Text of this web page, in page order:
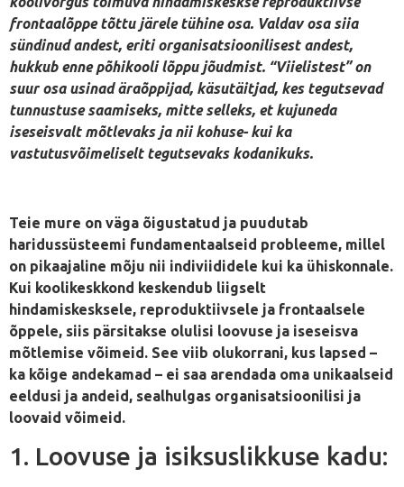
frontaalõppe tõttu järele tühine osa. Valdav osa siia
sündinud andest, eriti organisatsioonilisest andest,
hukkub enne põhikooli lõppu jõudmist. “Viielistest” on
suur osa usinad äraõppijad, käsutäitjad, kes tegutsevad
tunnustuse saamiseks, mitte selleks, et kujuneda
iseseisvalt mõtlevaks ja nii kohuse- kui ka
vastutusvõimeliselt tegutsevaks kodanikuks.
Teie mure on väga õigustatud ja puudutab
haridussüsteemi fundamentaalseid probleeme, millel
on pikaajaline mõju nii indiviididele kui ka ühiskonnale.
Kui koolikeskkond keskendub liigselt
hindamiskesksele, reproduktiivsele ja frontaalsele
õppele, siis pärsitakse olulisi loovuse ja iseseisva
mõtlemise võimeid. See viib olukorrani, kus lapsed –
ka kõige andekamad – ei saa arendada oma unikaalseid
eeldusi ja andeid, sealhulgas organisatsioonilisi ja
loovaid võimeid.
1. Loovuse ja isiksuslikkuse kadu: